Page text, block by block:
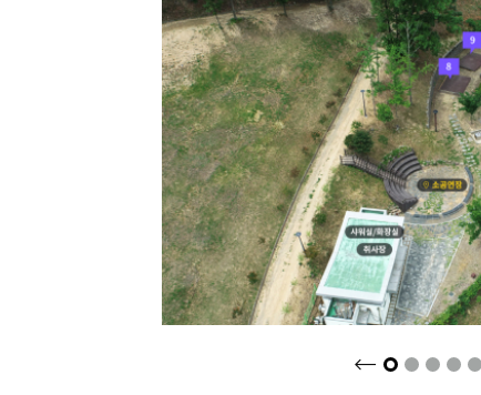
2 3 4 5